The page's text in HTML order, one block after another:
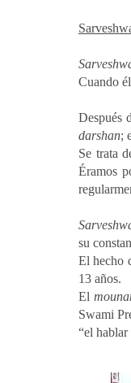
Cuando
Después
darshan;
Se trata
Éramos
su
El hecho
13 años.
El
Swami
“el hablar